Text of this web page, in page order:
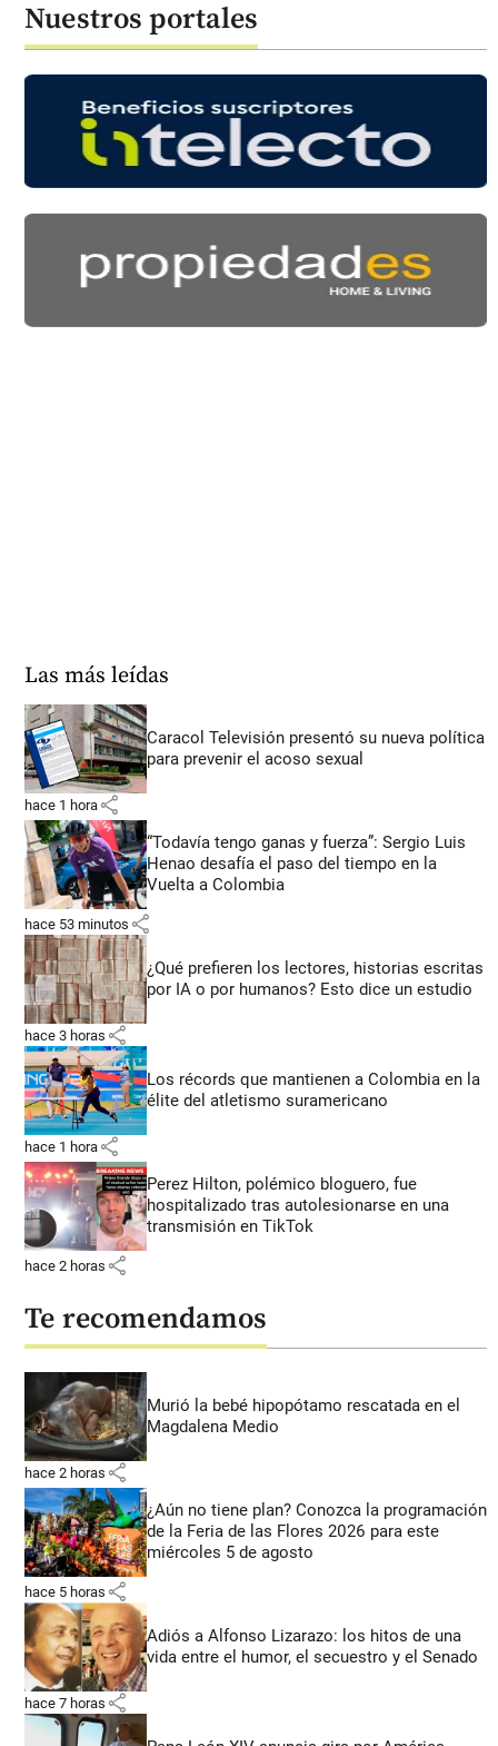
Nuestros portales
Las más leídas
Caracol Televisión presentó su nueva política
para prevenir el acoso sexual
hace 1 hora share
“Todavía tengo ganas y fuerza”: Sergio Luis
Henao desafía el paso del tiempo en la
Vuelta a Colombia
hace 53 minutos share
¿Qué prefieren los lectores, historias escritas
por IA o por humanos? Esto dice un estudio
hace 3 horas share
Los récords que mantienen a Colombia en la
élite del atletismo suramericano
hace 1 hora share
Perez Hilton, polémico bloguero, fue
hospitalizado tras autolesionarse en una
transmisión en TikTok
hace 2 horas share
Te recomendamos
Murió la bebé hipopótamo rescatada en el
Magdalena Medio
hace 2 horas share
¿Aún no tiene plan? Conozca la programación
de la Feria de las Flores 2026 para este
miércoles 5 de agosto
hace 5 horas share
Adiós a Alfonso Lizarazo: los hitos de una
vida entre el humor, el secuestro y el Senado
hace 7 horas share